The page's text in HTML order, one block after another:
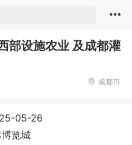
部设施农业 及成都灌
成都市
05-26
览城